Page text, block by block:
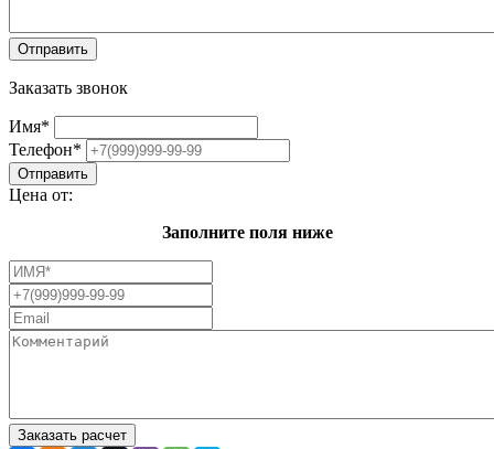
Заказать звонок
Имя*
Телефон*
Цена от:
Заполните поля ниже